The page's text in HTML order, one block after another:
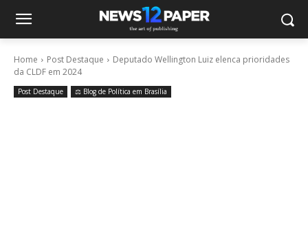
Home Post Destaque
Deputado Wellington Luiz elenca prioridades
da CLDF em 2024
Post Destaque ⚖️ Blog de Política em Brasília